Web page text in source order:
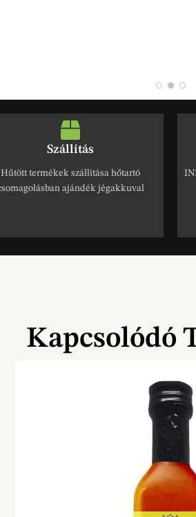
Szállítás
Hűtött termékek szállítása hőtartó
ajándék jégakkuval
Kapcsolódó